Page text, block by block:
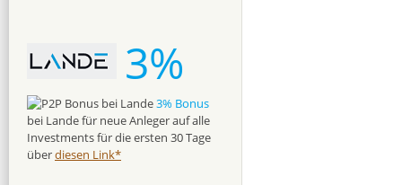
3%
3% Bonus
bei Lande für neue Anleger auf alle
Investments für die ersten 30 Tage
überdiesen Link*